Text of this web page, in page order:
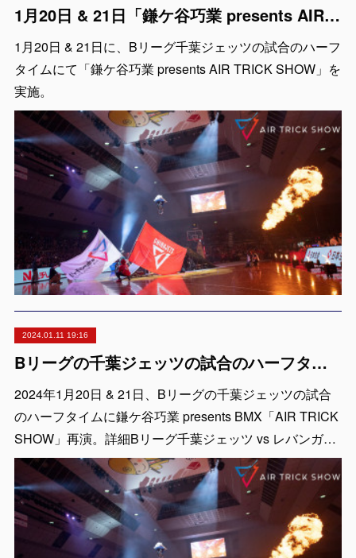
1月20日 & 21日「鎌ケ谷巧業 presents AIR TRICK SHOW」出演者紹介
1月20日 & 21日に、Bリーグ千葉ジェッツの試合のハーフ
タイムにて「鎌ケ谷巧業 presents AIR TRICK SHOW」を
実施。
2024.01.11 19:16
Bリーグの千葉ジェッツの試合のハーフタイムで鎌ケ谷巧業 presents BMX「AIR TRICK SHOW」を再演
2024年1月20日 & 21日、Bリーグの千葉ジェッツの試合
のハーフタイムに鎌ケ谷巧業 presents BMX「AIR TRICK
SHOW」再演。詳細Bリーグ千葉ジェッツ vs レバンガ…